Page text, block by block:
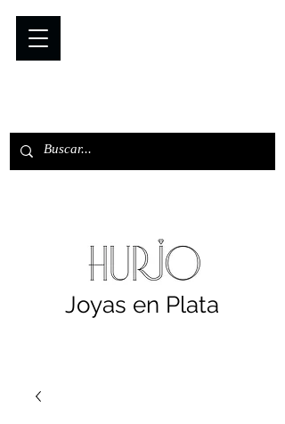
Joyas en Plata